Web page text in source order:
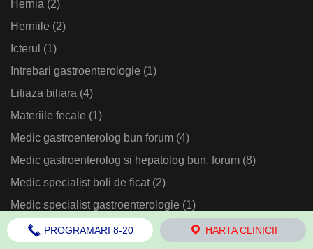
Hernia (2)
Herniile (2)
Icterul (1)
Intrebari gastroenterologie (1)
Litiaza biliara (4)
Materiile fecale (1)
Medic gastroenterolog bun forum (4)
Medic gastroenterolog si hepatolog bun, forum (8)
Medic specialist boli de ficat(2)
Medic specialist gastroenterologie (1)
Noduli in ficat(1)
PROGRAMARI 8-20 HARTA CLINICII